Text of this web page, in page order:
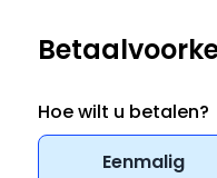
Hoe wilt u betalen?
Eenmalig